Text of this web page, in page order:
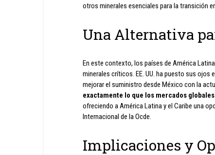
otros minerales esenciales para la transición
Una Alternativa
En este contexto, los países de América
minerales críticos. EE. UU. ha puesto sus ojos
mejorar el suministro desde México con la
exactamente lo que los mercados
ofreciendo a América Latina y el Caribe una
Internacional de la Ocde.
Implicaciones y